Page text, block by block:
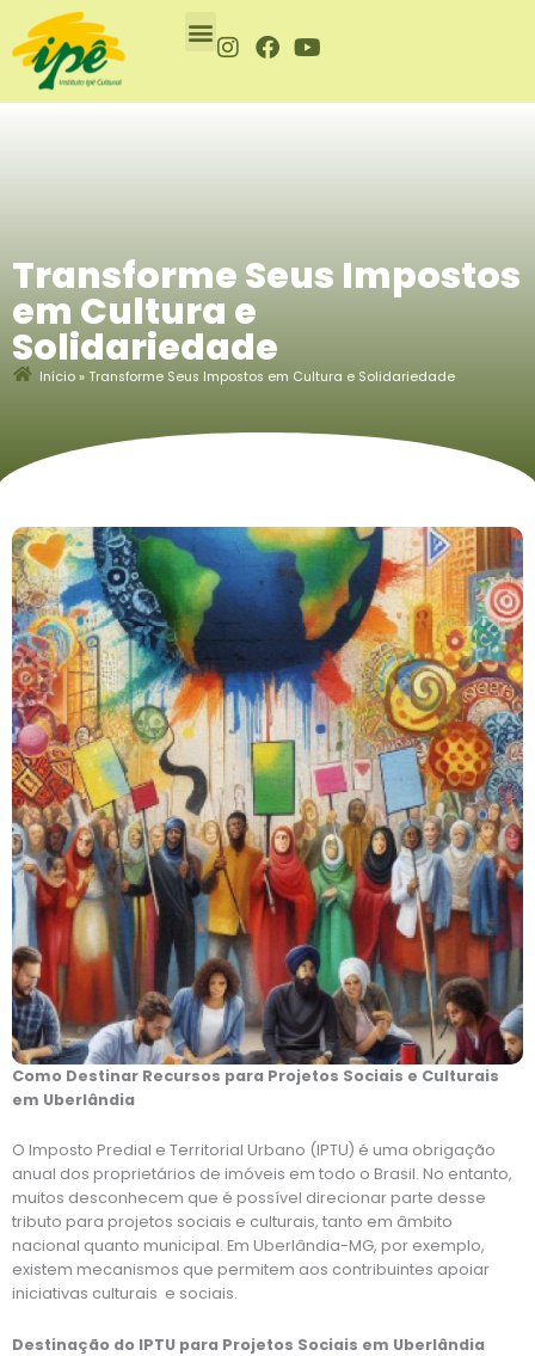
para
conteúdo
I
s
F
c
Y
u
Transforme Seus Impostos
em Cultura e
Solidariedade
Início» Transforme Seus Impostos em Cultura e Solidariedade
Como Destinar Recursos para Projetos Sociais e Culturais
em Uberlândia
O Imposto Predial e Territorial Urbano (IPTU) é uma obrigação
anual dos proprietários de imóveis em todo o Brasil. No entanto,
muitos desconhecem que é possível direcionar parte desse
tributo para projetos sociais e culturais, tanto em âmbito
nacional quanto municipal. Em Uberlândia-MG, por exemplo,
existem mecanismos que permitem aos contribuintes apoiar
iniciativas culturais e sociais.
Destinação do IPTU para Projetos Sociais em Uberlândia